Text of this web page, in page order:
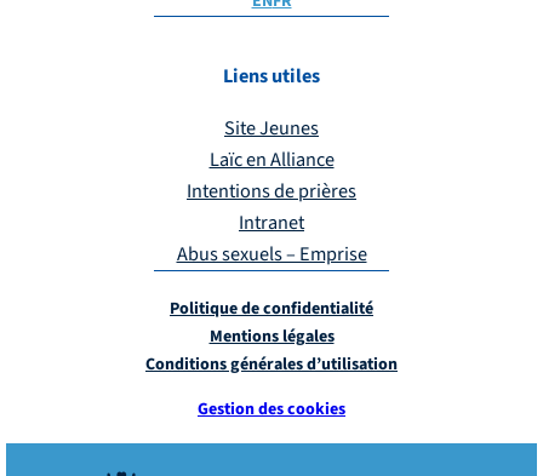
Liens utiles
Site Jeunes
Laïc en Alliance
Intentions de prières
Intranet
Abus sexuels – Emprise
Politique de confidentialité
Mentions légales
Conditions générales d’utilisation
Gestion des cookies